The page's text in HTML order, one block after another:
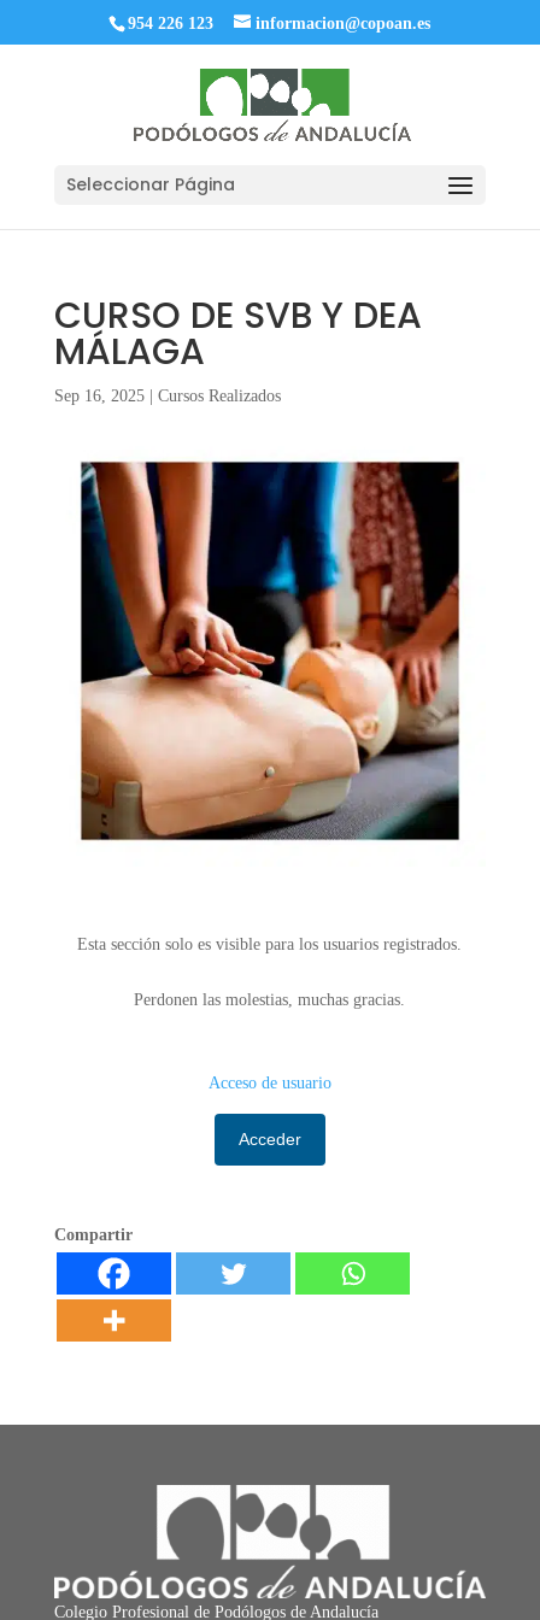
954 226 123 informacion@copoan.es
Seleccionar Página
CURSO DE SVB Y DEA
MÁLAGA
Sep 16, 2025| Cursos Realizados
Esta sección solo es visible para los usuarios registrados.
Perdonen las molestias, muchas gracias.
Acceso de usuario
Acceder
Compartir
Colegio Profesional de Podólogos de Andalucía